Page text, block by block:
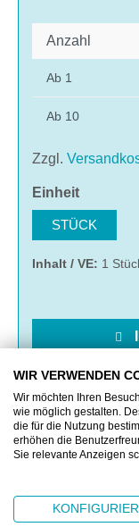
Anzahl
Ab 1
Ab 10
Zzgl.
Einheit
STÜCK
Inhalt / VE: 1
OFFERTE
WIR VERWENDEN
Wir möchten Ihren
wie möglich gestalten.
die für die Nutzung
erhöhen die
Sie relevante Anzeigen